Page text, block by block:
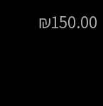
₪150.00